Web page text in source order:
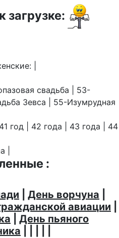
загрузке:
|
свадьба | 53-
Зевса | 55-Изумрудная
год | 42 года | 43 года | 44
|
:
День ворчуна
авиации
День пьяного